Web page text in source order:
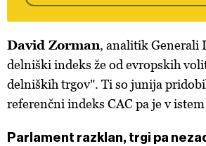
David Zorman, analitik Generali
delniški indeks že od evropskih
delniških trgov". Ti so junija
referenčni indeks CAC pa je v
Parlament razklan, trgi pa